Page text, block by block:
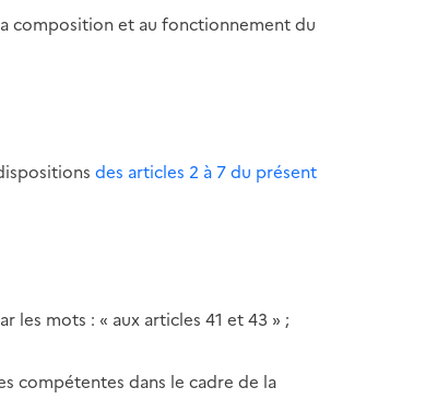
composition et au fonctionnement du
des articles 2 à 7 du présent
les mots : « aux articles 41 et 43 » ;
compétentes dans le cadre de la